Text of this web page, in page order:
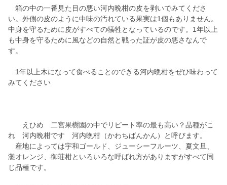
箱の中の一番見た目の悪い河内晩柑の皮を剥いでみてくださ
い。外側の皮のように中味の汚れている果実は1個もありません。
中身を守るために皮がすべての犠牲となっているのです。1年以上
も中身を守るために風などの自然と戦った証が皮の悪さなんで
す。
1年以上木になって食べることのできる河内晩柑をぜひ味わって
みてください
えひめ 二宮果樹園の中でリピート率の最も高い？品種がこ
れ 河内晩柑です 河内晩柑（かわちばんかん）と呼びます。
産地によっては宇和ゴールド、ジューシーフルーツ、夏文旦、
灘オレンジ、御荘柑といろいろな呼ばれ方がありますがすべて同
じ品種です。